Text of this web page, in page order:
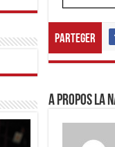
Parteger
A propos LA